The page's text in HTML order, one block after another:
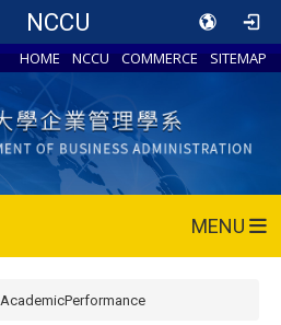
NCCU
HOME NCCU COMMERCE SITEMAP
MENU
AcademicPerformance